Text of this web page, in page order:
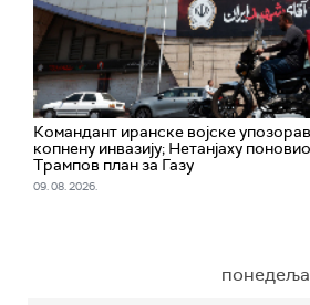
Командант иранске војске
копнену инвазију; Нетанјаху
Трампов план за Газу
09. 08. 2026.